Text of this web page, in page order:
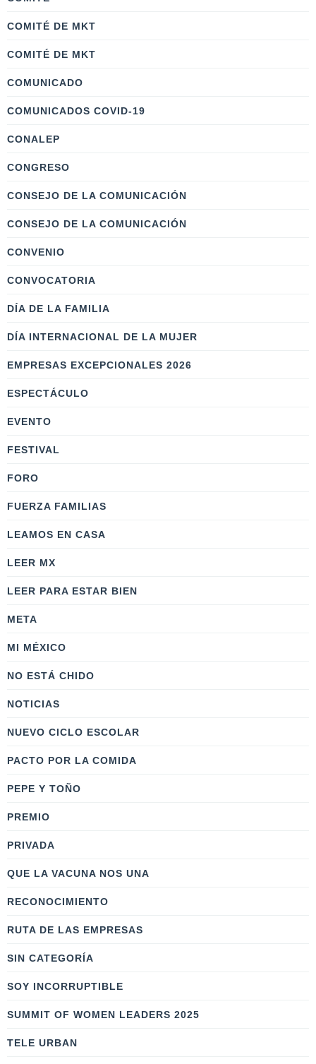
COMITÉ DE MKT
COMITÉ DE MKT
COMUNICADO
COMUNICADOS COVID-19
CONALEP
CONGRESO
CONSEJO DE LA COMUNICACIÓN
CONSEJO DE LA COMUNICACIÓN
CONVENIO
CONVOCATORIA
DÍA DE LA FAMILIA
DÍA INTERNACIONAL DE LA MUJER
EMPRESAS EXCEPCIONALES 2026
ESPECTÁCULO
EVENTO
FESTIVAL
FORO
FUERZA FAMILIAS
LEAMOS EN CASA
LEER MX
LEER PARA ESTAR BIEN
META
MI MÉXICO
NO ESTÁ CHIDO
NOTICIAS
NUEVO CICLO ESCOLAR
PACTO POR LA COMIDA
PEPE Y TOÑO
PREMIO
PRIVADA
QUE LA VACUNA NOS UNA
RECONOCIMIENTO
RUTA DE LAS EMPRESAS
SIN CATEGORÍA
SOY INCORRUPTIBLE
SUMMIT OF WOMEN LEADERS 2025
TELE URBAN